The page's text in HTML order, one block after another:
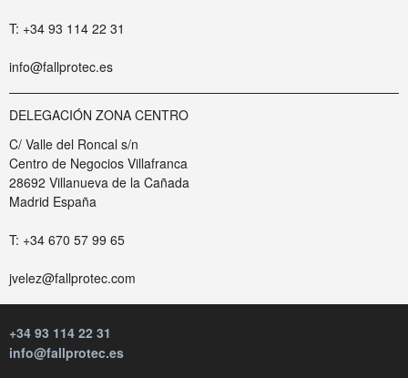
T: +34 93 114 22 31
info@fallprotec.es
DELEGACIÓN ZONA CENTRO
C/ Valle del Roncal s/n
Centro de Negocios Villafranca
28692 Villanueva de la Cañada
Madrid España
T: +34 670 57 99 65
jvelez@fallprotec.com
+34 93 114 22 31
info@fallprotec.es